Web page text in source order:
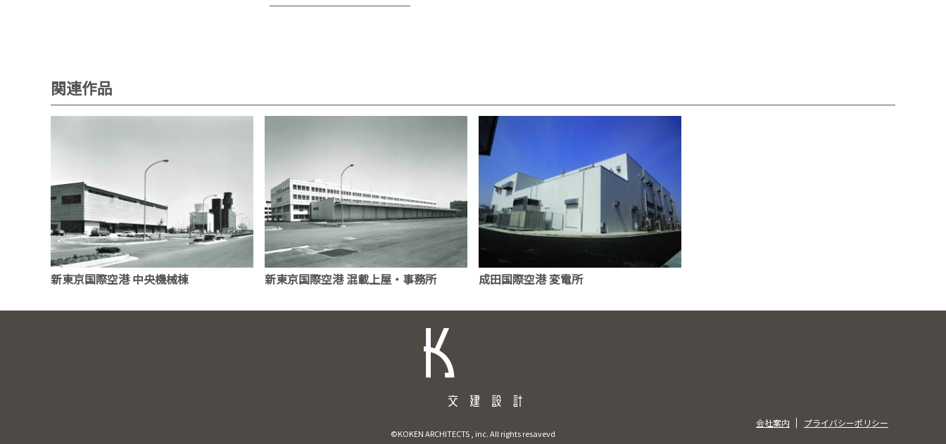
関連作品
新東京国際空港 中央機械棟 新東京国際空港 混載上屋・事務所 成田国際空港 変電所
会社案内 プライバシーポリシー
©KOKEN ARCHITECTS , inc. All rights resavevd